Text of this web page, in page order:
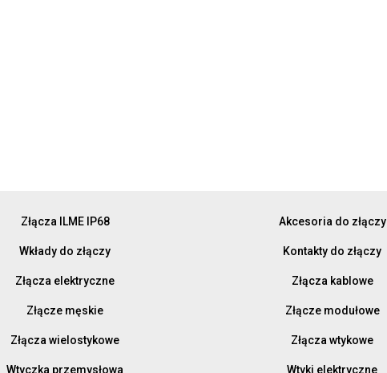
Złącza ILME IP68
Wkłady do złączy
Złącza elektryczne
Złącze męskie
Złącza wielostykowe
Wtyczka przemysłowa
Akcesoria do złączy
Kontakty do złączy
Złącza kablowe
Złącze modułowe
Złącza wtykowe
Wtyki elektryczne